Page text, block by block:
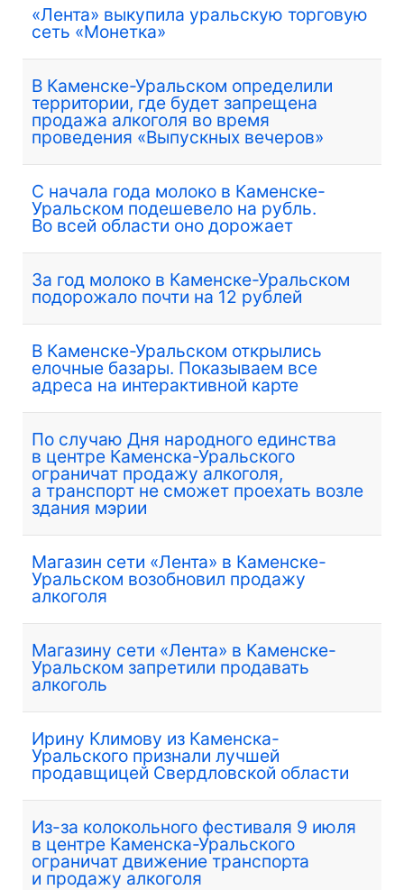
«Лента» выкупила уральскую торговую
сеть «Монетка»
В Каменске-Уральском определили
территории, где будет запрещена
продажа алкоголя во время
проведения «Выпускных вечеров»
С начала года молоко в Каменске-
Уральском подешевело на рубль.
Во всей области оно дорожает
За год молоко в Каменске-Уральском
подорожало почти на 12 рублей
В Каменске-Уральском открылись
елочные базары. Показываем все
адреса на интерактивной карте
По случаю Дня народного единства
в центре Каменска-Уральского
ограничат продажу алкоголя,
а транспорт не сможет проехать возле
здания мэрии
Магазин сети «Лента» в Каменске-
Уральском возобновил продажу
алкоголя
Магазину сети «Лента» в Каменске-
Уральском запретили продавать
алкоголь
Ирину Климову из Каменска-
Уральского признали лучшей
продавщицей Свердловской области
Из-за колокольного фестиваля 9 июля
в центре Каменска-Уральского
ограничат движение транспорта
и продажу алкоголя